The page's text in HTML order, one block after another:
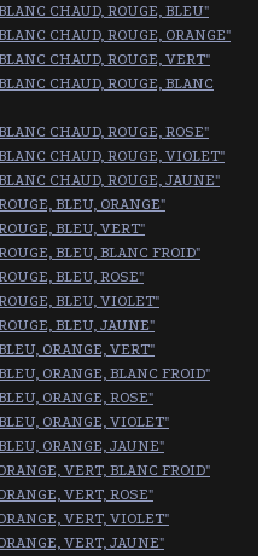
CHAUD, ROUGE, BLEU"
CHAUD, ROUGE, ORANGE"
CHAUD, ROUGE, VERT"
CHAUD, ROUGE, BLANC
CHAUD, ROUGE, ROSE"
CHAUD, ROUGE, VIOLET"
CHAUD, ROUGE, JAUNE"
BLEU, ORANGE"
BLEU, VERT"
BLEU, BLANC FROID"
BLEU, ROSE"
BLEU, VIOLET"
BLEU, JAUNE"
ORANGE, VERT"
ORANGE, BLANC FROID"
ORANGE, ROSE"
ORANGE, VIOLET"
ORANGE, JAUNE"
VERT, BLANC FROID"
VERT, ROSE"
VERT, VIOLET"
VERT, JAUNE"